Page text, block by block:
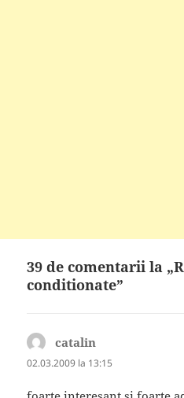
39 de comentarii la
conditionate”
catalin
02.03.2009 la 13:15